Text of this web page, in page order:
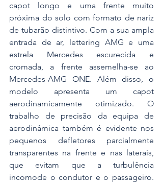
capot longo e uma frente muito
próxima do solo com formato de nariz
de tubarão distintivo. Com a sua ampla
entrada de ar, lettering AMG e uma
estrela Mercedes escurecida e
cromada, a frente assemelha-se ao
Mercedes-AMG ONE. Além disso, o
modelo apresenta um capot
aerodinamicamente otimizado. O
trabalho de precisão da equipa de
aerodinâmica também é evidente nos
pequenos defletores parcialmente
transparentes na frente e nas laterais,
que evitam que a turbulência
incomode o condutor e o passageiro.